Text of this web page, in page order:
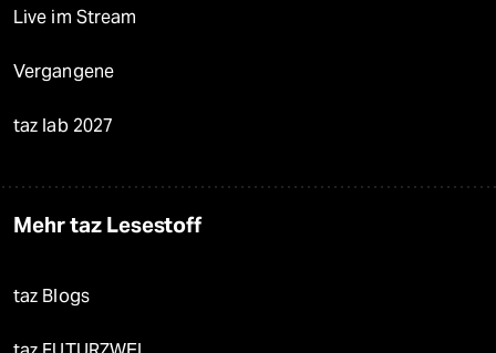
Live im Stream
Vergangene
taz lab 2027
Mehr taz Lesestoff
taz Blogs